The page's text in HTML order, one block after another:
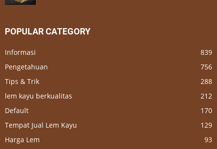
POPULAR CATEGORY
Informasi
839
Pengetahuan
756
Tips & Trik
288
lem kayu berkualitas
212
Default
170
Tempat Jual Lem Kayu
129
Harga Lem
93